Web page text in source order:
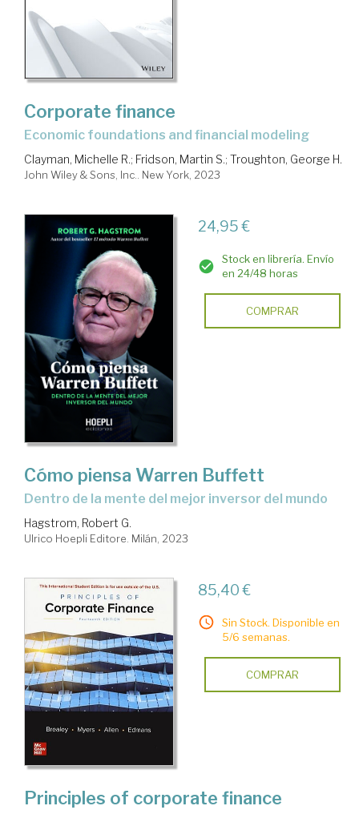
Corporate finance
economic foundations and financial modeling
Clayman, Michelle R.; Fridson, Martin S.; Troughton, George H.
John Wiley & Sons, Inc.. New York, 2023
24,95 €
Stock en librería. Envío
en 24/48 horas
COMPRAR
Cómo piensa Warren Buffett
dentro de la mente del mejor inversor del mundo
Hagstrom, Robert G.
Ulrico Hoepli Editore. Milán, 2023
85,40 €
Sin Stock. Disponible en
5/6 semanas.
COMPRAR
Principles of corporate finance